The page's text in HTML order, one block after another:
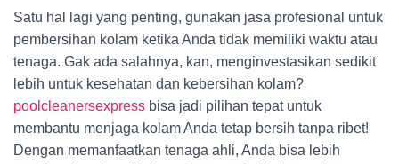
Satu hal lagi yang penting, gunakan jasa profesional untuk
pembersihan kolam ketika Anda tidak memiliki waktu atau
tenaga. Gak ada salahnya, kan, menginvestasikan sedikit
lebih untuk kesehatan dan kebersihan kolam?
poolcleanersexpress bisa jadi pilihan tepat untuk
membantu menjaga kolam Anda tetap bersih tanpa ribet!
Dengan memanfaatkan tenaga ahli, Anda bisa lebih